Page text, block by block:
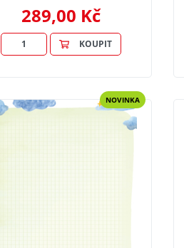
289,00 Kč
KOUPIT
NOVINKA